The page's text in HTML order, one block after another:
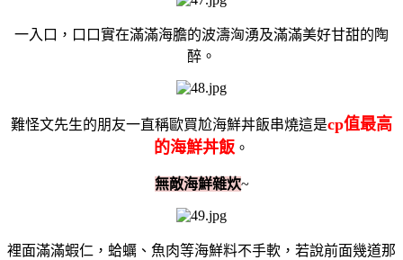
一入口，口口實在滿滿海膽的波濤洶湧及滿滿美好甘甜的陶
醉。
難怪文先生的朋友一直稱歐買尬海鮮丼飯串燒這是cp值最高
的海鮮丼飯 。
無敵海鮮雜炊~
裡面滿滿蝦仁，蛤蠣、魚肉等海鮮料不手軟，若說前面幾道那